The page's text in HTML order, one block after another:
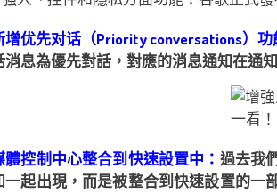
增优先对话（Priority conversations）功
消息為優先對話，對應的消息通知在通
體控制中心整合到快速設置中： 過去我
一起出現，而是被整合到快速設置的一